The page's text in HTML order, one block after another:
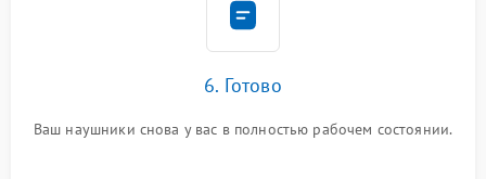
6. Готово
Ваш наушники снова у вас в полностью рабочем состоянии.